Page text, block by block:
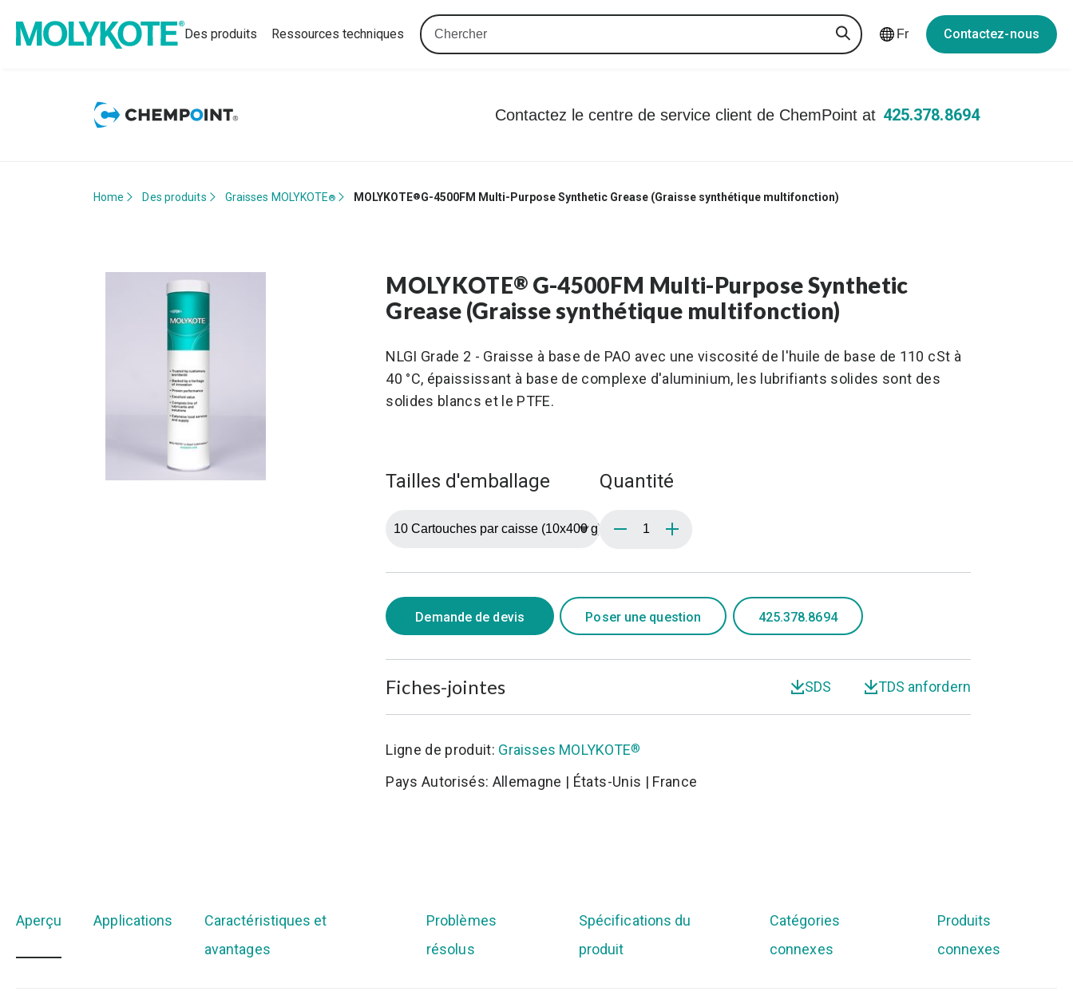
Des produits Ressources techniques Fr Contactez-nous
Contactez le centre de service client de ChemPoint at 425.378.8694
Home Des produits Graisses MOLYKOTE® MOLYKOTE®G-4500FM Multi-Purpose Synthetic Grease (Graisse synthétique multifonction)
MOLYKOTE® G-4500FM Multi-Purpose Synthetic
Grease (Graisse synthétique multifonction)
NLGI Grade 2 - Graisse à base de PAO avec une viscosité de l'huile de base de 110 cSt à
40 °C, épaississant à base de complexe d'aluminium, les lubrifiants solides sont des
solides blancs et le PTFE.
Tailles d'emballage Quantité
Demande de devis Poser une question 425.378.8694
Fiches-jointes SDS TDS anfordern
Ligne de produit: Graisses MOLYKOTE®
Pays Autorisés: Allemagne | États-Unis | France
Aperçu Applications
Caractéristiques et
avantages
Problèmes
résolus
Spécifications du
produit
Catégories
connexes
Produits
connexes